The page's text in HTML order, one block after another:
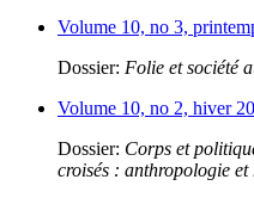
Volume 10, no 3,
Dossier: Folie et société
Volume 10, no 2, hiver
Dossier: Corps et
croisés : anthropologie et